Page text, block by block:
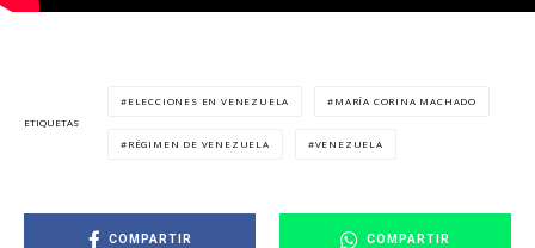
ETIQUETAS
ELECCIONES EN VENEZUELA MARÍA CORINA MACHADO
RÉGIMEN DE VENEZUELA VENEZUELA
COMPARTIR COMPARTIR